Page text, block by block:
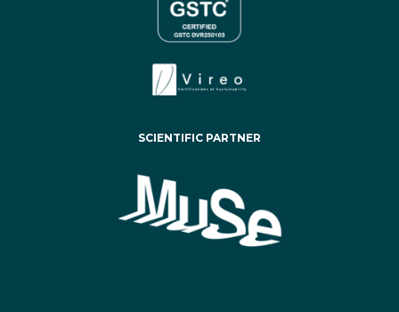
SCIENTIFIC PARTNER